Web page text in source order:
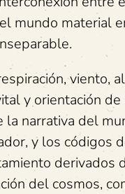
mundo material
viento,
y orientación de
la narrativa del
y los códigos
derivados
del cosmos,